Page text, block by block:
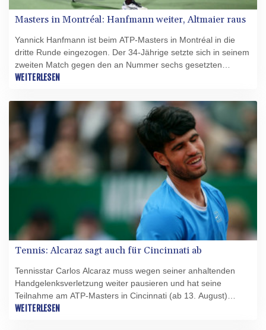
Masters in Montréal: Hanfmann weiter, Altmaier raus
Yannick Hanfmann ist beim ATP-Masters in Montréal in die
dritte Runde eingezogen. Der 34-Jährige setzte sich in seinem
zweiten Match gegen den an Nummer sechs gesetzten
italienischen French-Open-Finalisten Flavio Cobolli mit 7:6
Stunden seinen vierten Matchball und trifft nun auf Nuno
Borges (Portugal) oder Tomás Martín Etcheverry
WEITERLESEN
Tennis: Alcaraz sagt auch für Cincinnati ab
Tennisstar Carlos Alcaraz muss wegen seiner anhaltenden
Handgelenksverletzung weiter pausieren und hat seine
Teilnahme am ATP-Masters in Cincinnati (ab 13. August)
abgesagt. Das teilten die Turnierveranstalter mit. Der
WEITERLESEN